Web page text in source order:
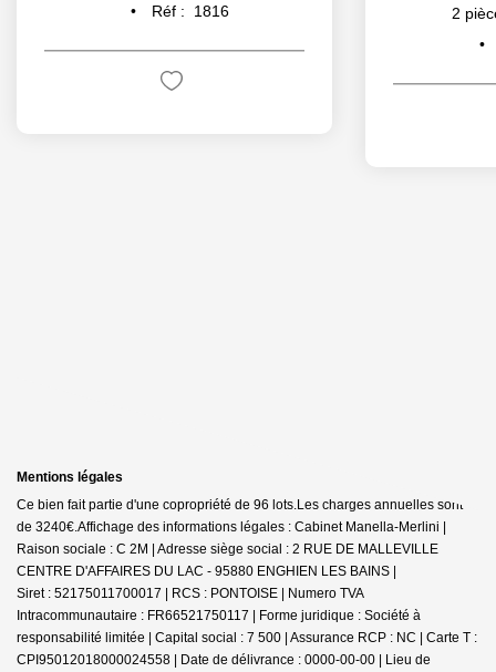
Réf :
1816 2
Mentions légales
Ce bien fait partie d'une copropriété de 96 lots.Les charges annuelles sont
de 3240€.Affichage des informations légales : Cabinet Manella-Merlini |
Raison sociale : C 2M | Adresse siège social : 2 RUE DE MALLEVILLE
CENTRE D'AFFAIRES DU LAC - 95880 ENGHIEN LES BAINS |
Siret : 52175011700017 | RCS : PONTOISE | Numero TVA
Intracommunautaire : FR66521750117 | Forme juridique : Société à
responsabilité limitée | Capital social : 7 500 | Assurance RCP : NC | Carte T :
CPI95012018000024558 | Date de délivrance : 0000-00-00 | Lieu de